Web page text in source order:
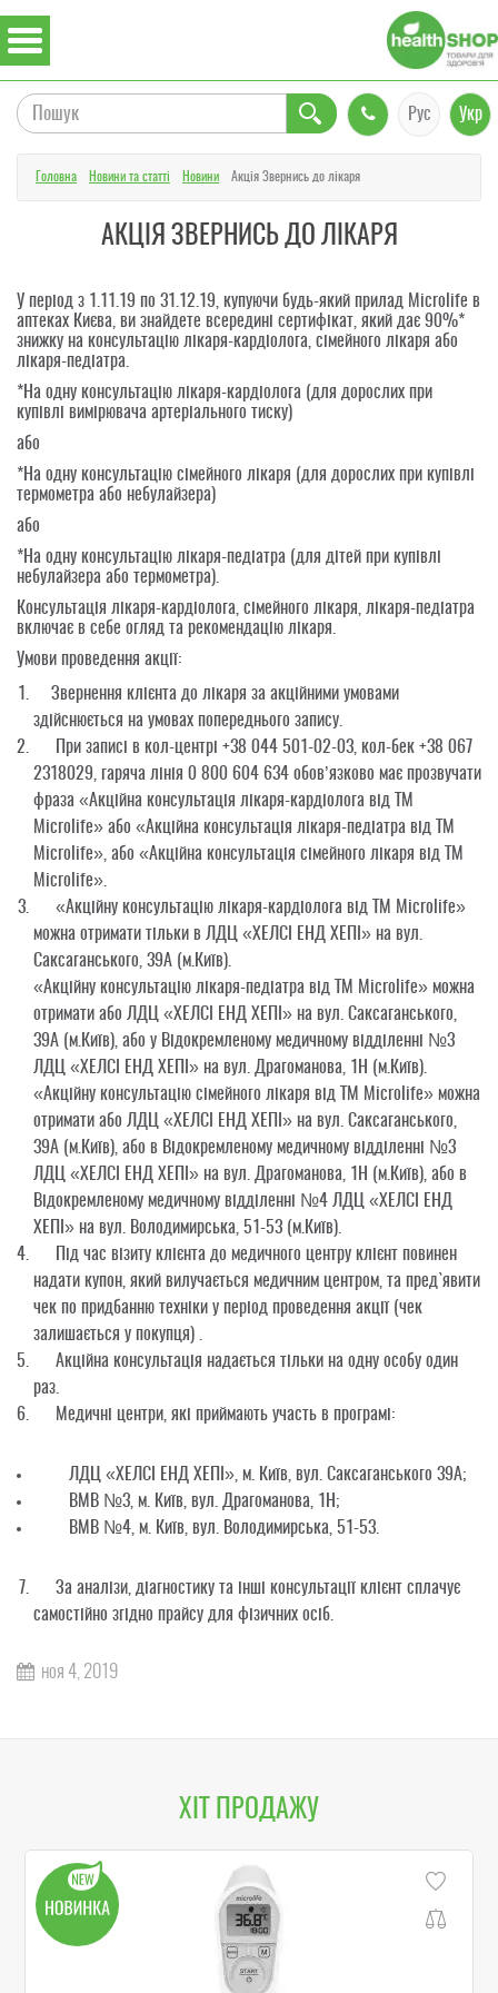
Рус Укр
Головна Новини та статті Новини Акція Звернись до лікаря
АКЦІЯ ЗВЕРНИСЬ ДО ЛІКАРЯ
У період з 1.11.19 по 31.12.19, купуючи будь-який прилад Microlife в
аптеках Києва, ви знайдете всередині сертифікат, який дає 90%*
знижку на консультацію лікаря-кардіолога, сімейного лікаря або
лікаря-педіатра.
*На одну консультацію лікаря-кардіолога (для дорослих при
купівлі вимірювача артеріального тиску)
або
*На одну консультацію сімейного лікаря (для дорослих при купівлі
термометра або небулайзера)
або
*На одну консультацію лікаря-педіатра (для дітей при купівлі
небулайзера або термометра).
Консультація лікаря-кардіолога, сімейного лікаря, лікаря-педіатра
включає в себе огляд та рекомендац ію лікаря.
Умови проведення акції:
Звернення клієнта до лікаря за акційними умовами
здійснюється на умовах попереднього запису.
При записі в кол-центрі +38 044 501-02-03, кол-бек +38 067
2318029, гаряча лінія 0 800 604 634 обов’язково має прозвучати
фраза «Акційна консультація лікаря-кардіолога від ТМ
Microlife» або «Акційна консультація лікаря-педіатра від ТМ
Microlife», або «Акційна консультація сімейного лікаря від ТМ
Microlife».
«Акційну консультацію лікаря-кардіолога від ТМ Microlife»
можна отримати тільки в ЛДЦ «ХЕЛСІ ЕНД ХЕПІ» на вул.
Саксаганського, 39А (м.Київ).
«Акційну консультацію лікаря-педіатра від ТМ Microlife» можна
отримати або ЛДЦ «ХЕЛСІ ЕНД ХЕПІ» на вул. Саксаганського,
39А (м.Київ), або у Відокремленому медичному відділенні №3
ЛДЦ «ХЕЛСІ ЕНД ХЕПІ» на вул. Драгоманова, 1Н (м.Київ).
«Акційну консультацію сімейного лікаря від ТМ Microlife» можна
отримати або ЛДЦ «ХЕЛСІ ЕНД ХЕПІ» на вул. Саксаганського,
39А (м.Київ), або в Відокремленому медичному відділенні №3
ЛДЦ «ХЕЛСІ ЕНД ХЕПІ» на вул. Драгоманова, 1Н (м.Київ), або в
Відокремленому медичному відділенні №4 ЛДЦ «ХЕЛСІ ЕНД
ХЕПІ» на вул. Володимирська, 51-53 (м.Київ).
Під час візиту клієнта до медичного центру клієнт повинен
надати купон, який вилучається медичним центром, та пред`явити
чек по придбанню техніки у період проведення акції (чек
залишається у покупця) .
Акційна консультація надається тільки на одну особу один
раз.
Медичні центри, які приймають участь в програмі:
ЛДЦ «ХЕЛСІ ЕНД ХЕПІ», м. Київ, вул. Саксаганського 39А;
ВМВ №3, м. Київ, вул. Драгоманова, 1Н;
ВМВ №4, м. Київ, вул. Володимирська, 51-53.
За аналізи, діагностику та інші консультації клієнт сплачує
самостійно згідно прайсу для фізичних осіб.
ноя 4, 2019
ХІТ ПРОДАЖУ